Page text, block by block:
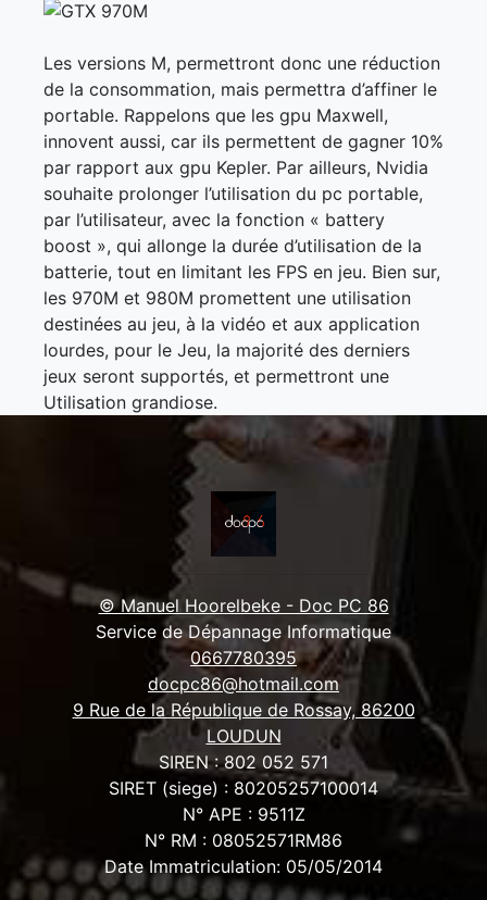
Les versions M, permettront donc une réduction
de la consommation, mais permettra d’affiner le
portable. Rappelons que les gpu Maxwell,
innovent aussi, car ils permettent de gagner 10%
par rapport aux gpu Kepler. Par ailleurs, Nvidia
souhaite prolonger l’utilisation du pc portable,
par l’utilisateur, avec la fonction « battery
boost », qui allonge la durée d’utilisation de la
batterie, tout en limitant les FPS en jeu. Bien sur,
les 970M et 980M promettent une utilisation
destinées au jeu, à la vidéo et aux application
lourdes, pour le Jeu, la majorité des derniers
jeux seront supportés, et permettront une
Utilisation grandiose.
© Manuel Hoorelbeke - Doc PC 86
Service de Dépannage Informatique
0667780395
docpc86@hotmail.com
9 Rue de la République de Rossay, 86200
LOUDUN
SIREN : 802 052 571
SIRET (siege) : 80205257100014
N° APE : 9511Z
N° RM : 08052571RM86
Date Immatriculation: 05/05/2014